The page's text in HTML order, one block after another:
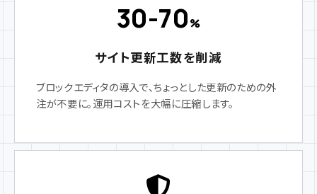
30-70%
サイト更新工数を削減
ブロックエディタの導入で、ちょっとした更新のための外
注が不要に。運用コストを大幅に圧縮します。